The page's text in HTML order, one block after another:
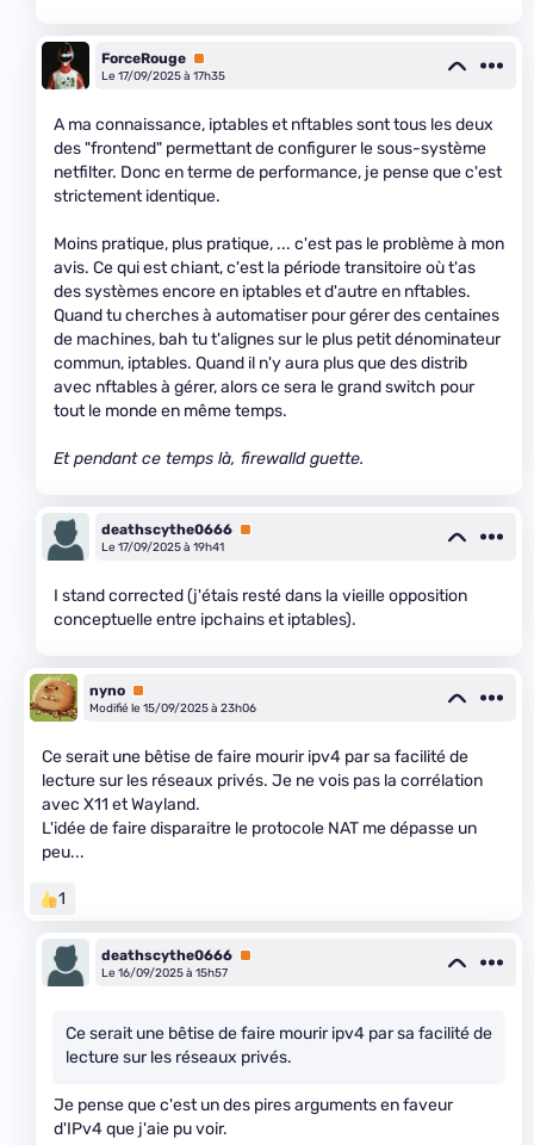
ForceRouge Premium
Le 17/09/2025 à 17h35
A ma connaissance, iptables et nftables sont tous les deux
des "frontend" permettant de configurer le sous-système
netfilter. Donc en terme de performance, je pense que c'est
strictement identique.
Moins pratique, plus pratique, ... c'est pas le problème à mon
avis. Ce qui est chiant, c'est la période transitoire où t'as
des systèmes encore en iptables et d'autre en nftables.
Quand tu cherches à automatiser pour gérer des centaines
de machines, bah tu t'alignes sur le plus petit dénominateur
commun, iptables. Quand il n'y aura plus que des distrib
avec nftables à gérer, alors ce sera le grand switch pour
tout le monde en même temps.
Et pendant ce temps là, firewalld guette.
deathscythe0666 Premium
Le 17/09/2025 à 19h41
I stand corrected (j'étais resté dans la vieille opposition
conceptuelle entre ipchains et iptables).
nyno Premium
Modifié le 15/09/2025 à 23h06
Ce serait une bêtise de faire mourir ipv4 par sa facilité de
lecture sur les réseaux privés. Je ne vois pas la corrélation
avec X11 et Wayland.
L'idée de faire disparaitre le protocole NAT me dépasse un
peu...
1
deathscythe0666 Premium
Le 16/09/2025 à 15h57
Ce serait une bêtise de faire mourir ipv4 par sa facilité de
lecture sur les réseaux privés.
Je pense que c'est un des pires arguments en faveur
d'IPv4 que j'aie pu voir.